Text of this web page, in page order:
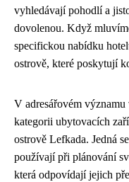
vyhledávají pohodlí a
dovolenou. Když
specifickou nabídku
ostrově, které poskytují
V adresářovém významu
kategorii ubytovacích
ostrově Lefkada. Jedná
používají při plánování
která odpovídají jejich